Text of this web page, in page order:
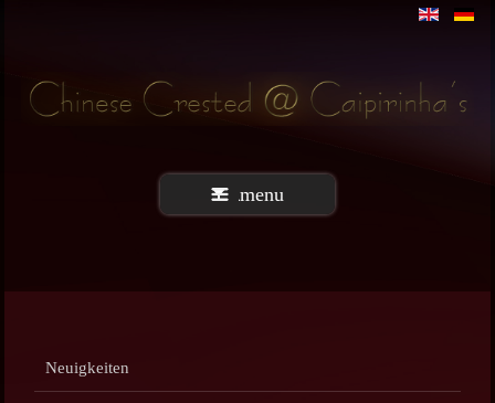
menu
Neuigkeiten